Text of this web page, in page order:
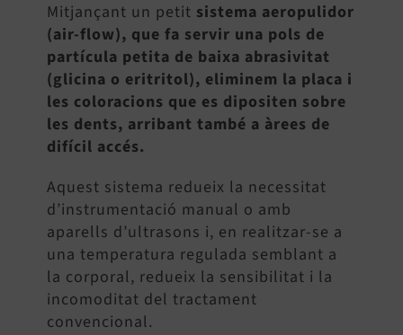
Mitjançant un petit sistema aeropulidor
(air-flow), que fa servir una pols de
partícula petita de baixa abrasivitat
(glicina o eritritol), eliminem la placa i
les coloracions que es dipositen sobre
les dents, arribant també a àrees de
difícil accés.
Aquest sistema redueix la necessitat
d’instrumentació manual o amb
aparells d’ultrasons i, en realitzar-se a
una temperatura regulada semblant a
la corporal, redueix la sensibilitat i la
incomoditat del tractament
convencional.